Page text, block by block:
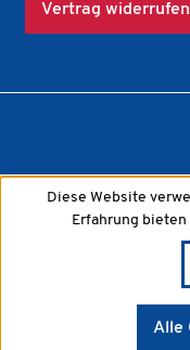
Vertrag widerrufen
Diese Website
Erfahrung bieten
Alle